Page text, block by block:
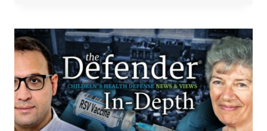
“DESPERATION”,
FORDI
NEW
ZEALAND
OG
IRAN
AFVISER
ÆNDRINGER